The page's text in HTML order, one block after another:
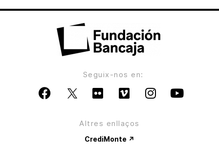
Seguix-nos en:
Altres enllaços
CrediMonte ↗